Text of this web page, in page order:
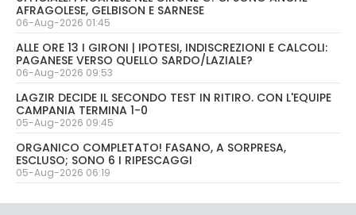
AFRAGOLESE, GELBISON E SARNESE
06-Aug-2026 01:45
ALLE ORE 13 I GIRONI | IPOTESI, INDISCREZIONI E CALCOLI:
PAGANESE VERSO QUELLO SARDO/LAZIALE?
06-Aug-2026 09:53
LAGZIR DECIDE IL SECONDO TEST IN RITIRO. CON L'EQUIPE
CAMPANIA TERMINA 1-0
05-Aug-2026 09:45
ORGANICO COMPLETATO! FASANO, A SORPRESA,
ESCLUSO; SONO 6 I RIPESCAGGI
05-Aug-2026 06:19